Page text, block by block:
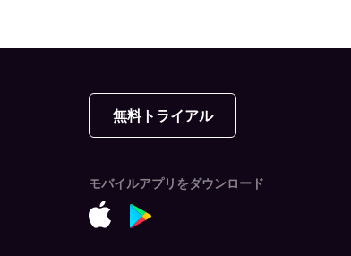
無料トライアル
モバイルアプリをダウンロード